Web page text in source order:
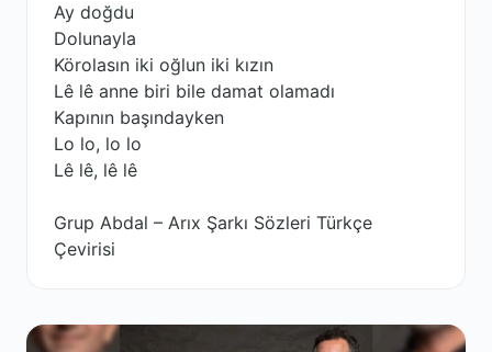
Ay doğdu
Dolunayla
Körolasın iki oğlun iki kızın
Lê lê anne biri bile damat olamadı
Kapının başındayken
Lo lo, lo lo
Lê lê, lê lê
Grup Abdal – Arıx Şarkı Sözleri Türkçe
Çevirisi